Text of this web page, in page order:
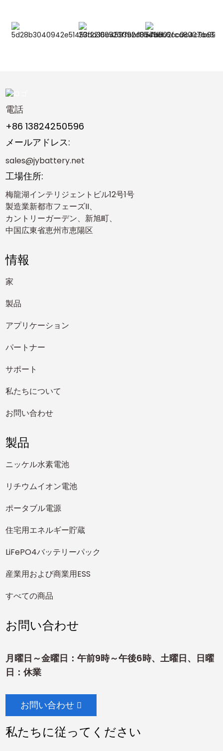
電話
+86 13824250596
メールアドレス:
sales@jybattery.net
工場住所:
梅龍湖インテリジェントビル12号1号
製造業新都市フェーズII、
カントリーガーデン、新旭町、
中国広東省恵州市恵陽区
情報
家
製品
アプリケーション
パートナー
サポート
私たちについて
お問い合わせ
製品
ニッケル水素電池
リチウムイオン電池
ポータブル電源
住宅用エネルギー貯蔵
LiFePO4バッテリーパック
産業用および商業用ESS
すべての商品
お問い合わせ
月曜日～金曜日：午前9時～午後6時、土曜日、日曜
日：休業
お問い合わせ
私たちに従ってください